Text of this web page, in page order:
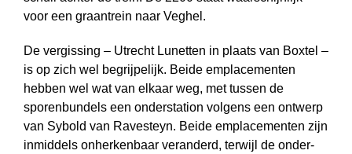
voor een graantrein naar Veghel.
De vergissing – Utrecht Lunetten in plaats van Boxtel –
is op zich wel begrijpelijk. Beide emplacementen
hebben wel wat van elkaar weg, met tussen de
sporen­bundels een onderstation volgens een ontwerp
van Sybold van Ravesteyn. Beide emplacementen zijn
inmiddels onherkenbaar veranderd, terwijl de onder­